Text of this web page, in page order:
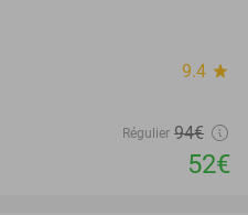
9.4 star
Régulier 94€
52€